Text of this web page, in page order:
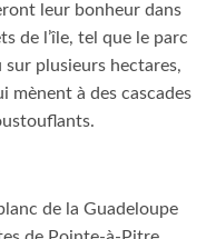
leur bonheur dans
de l’île, tel que le parc
plusieurs hectares,
mènent à des cascades
de la Guadeloupe